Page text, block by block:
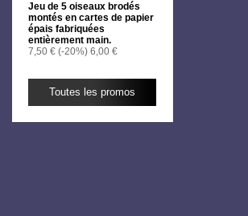
Jeu de 5 oiseaux brodés
montés en cartes de papier
épais fabriquées
entièrement main.
7,50 € (-20%) 6,00 €
Toutes les promos